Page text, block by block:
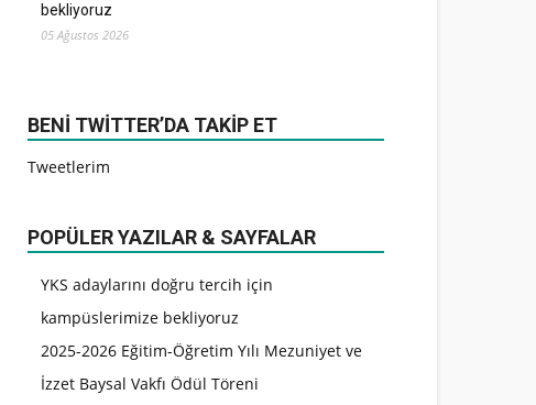
bekliyoruz
05 Ağustos 2026
BENI TWITTER’DA TAKIP ET
Tweetlerim
POPÜLER YAZILAR & SAYFALAR
YKS adaylarını doğru tercih için
kampüslerimize bekliyoruz
2025-2026 Eğitim-Öğretim Yılı Mezuniyet ve
İzzet Baysal Vakfı Ödül Töreni